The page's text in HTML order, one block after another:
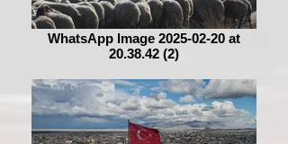
WhatsApp Image 2025-02-20 at
20.38.42 (2)